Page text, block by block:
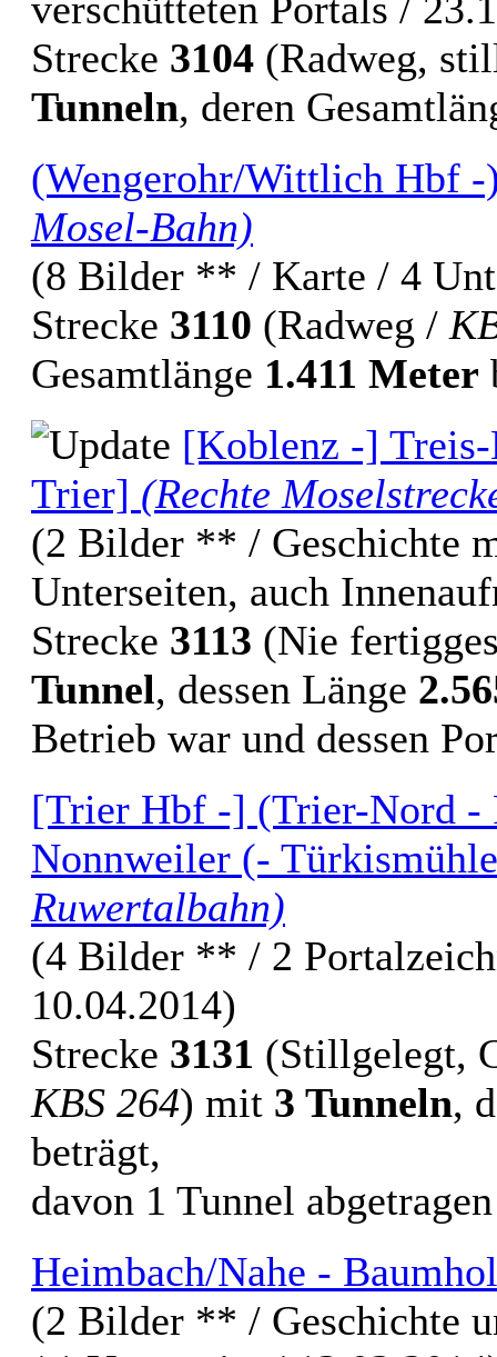
Strecke 3104 (Radweg,
Tunneln, deren
(Wengerohr/Wittlich Hbf
Mosel-Bahn)
(8 Bilder ** / Karte / 4
Strecke 3110 (Radweg /
Gesamtlänge 1.411 Meter
[Koblenz -]
Trier] (Rechte
(2 Bilder ** / Geschichte
Unterseiten, auch
Strecke 3113 (Nie
Tunnel, dessen Länge
Betrieb war und dessen
[Trier Hbf -] (Trier-Nord -
Nonnweiler (-
Ruwertalbahn)
(4 Bilder ** / 2
10.04.2014)
Strecke 3131 (Stillgelegt,
KBS 264) mit 3 Tunneln,
beträgt,
davon 1 Tunnel
Heimbach/Nahe -
(2 Bilder ** / Geschichte